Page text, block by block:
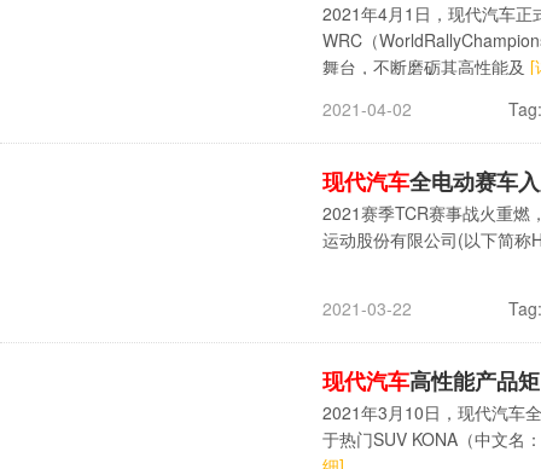
2021年4月1日，现代汽车正
WRC（
舞台，不断磨砺其高性能及 [
2021-04-02
Tag:
现代汽车全电动赛车
2021赛季TCR赛事战火重燃
运动股份有限公司(以下简
2021-03-22 Tag:
现代汽车高性能产品
2021年3月10日，现代汽车
于热门SUV KONA（中文名